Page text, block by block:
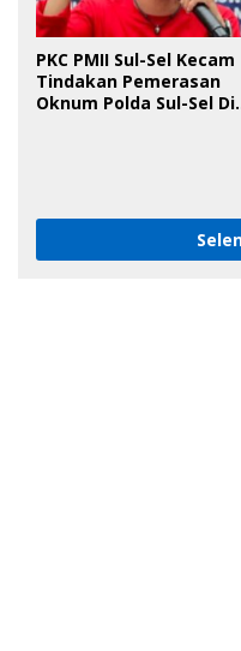
PKC PMII Sul-Sel Kecam
Tindakan Pemerasan
Oknum Polda Sul-Sel Di